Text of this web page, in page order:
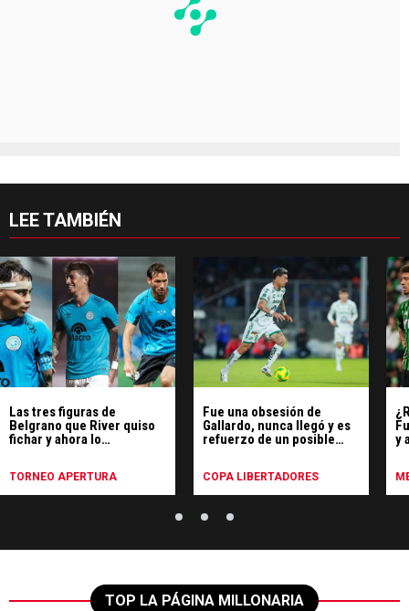
LEE TAMBIÉN
Las tres figuras de
Belgrano que River quiso
fichar y ahora lo
TORNEO APERTURA
Fue una obsesión de
Gallardo, nunca llegó y es
refuerzo de un posible
COPA LIBERTADORES
y
TOP LA PÁGINA MILLONARIA